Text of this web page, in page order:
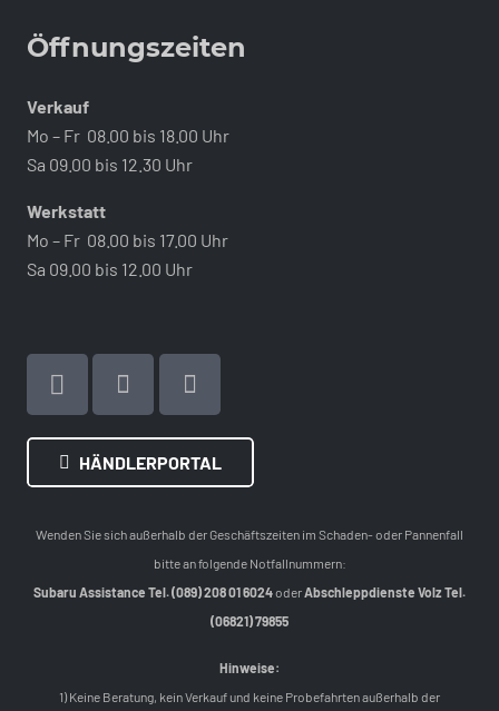
Öffnungszeiten
Verkauf
Mo – Fr 08.00 bis 18.00 Uhr
Sa 09.00 bis 12.30 Uhr
Werkstatt
Mo – Fr 08.00 bis 17.00 Uhr
Sa 09.00 bis 12.00 Uhr
HÄNDLERPORTAL
Wenden Sie sich außerhalb der Geschäftszeiten im Schaden- oder Pannenfall
bitte an folgende Notfallnummern:
Subaru Assistance Tel. (089) 208 01 6024oderAbschleppdienste Volz Tel.
(06821) 79855
Hinweise:
1) Keine Beratung, kein Verkauf und keine Probefahrten außerhalb der